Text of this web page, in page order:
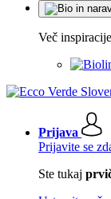
Več inspiracije
Prijava
Prijavite se
Ste tukaj